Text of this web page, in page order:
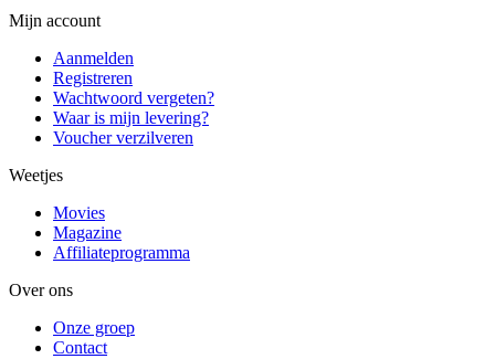
Mijn account
Aanmelden
Registreren
Wachtwoord vergeten?
Waar is mijn levering?
Voucher verzilveren
Weetjes
Movies
Magazine
Affiliateprogramma
Over ons
Onze groep
Contact